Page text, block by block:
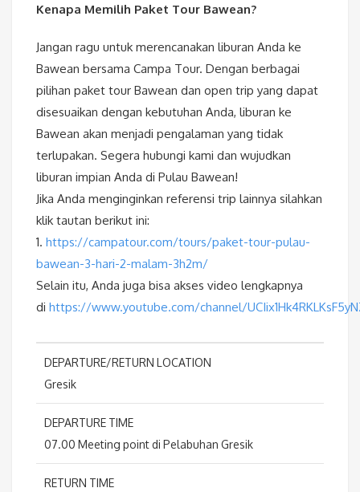
Kenapa Memilih Paket Tour Bawean?
Jangan ragu untuk merencanakan liburan Anda ke
Bawean bersama Campa Tour. Dengan berbagai
pilihan paket tour Bawean dan open trip yang dapat
disesuaikan dengan kebutuhan Anda, liburan ke
Bawean akan menjadi pengalaman yang tidak
terlupakan. Segera hubungi kami dan wujudkan
liburan impian Anda di Pulau Bawean!
Jika Anda menginginkan referensi trip lainnya silahkan
klik tautan berikut ini:
1. https://campatour.com/tours/paket-tour-pulau-
bawean-3-hari-2-malam-3h2m/
Selain itu, Anda juga bisa akses video lengkapnya
di https://www.youtube.com/channel/
DEPARTURE/RETURN LOCATION
Gresik
DEPARTURE TIME
07.00 Meeting point di Pelabuhan Gresik
RETURN TIME